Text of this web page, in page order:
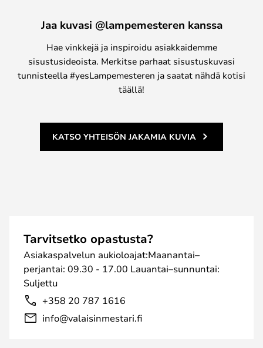
Jaa kuvasi @lampemesteren kanssa
Hae vinkkejä ja inspiroidu asiakkaidemme
sisustusideoista. Merkitse parhaat sisustuskuvasi
tunnisteella #yesLampemesteren ja saatat nähdä kotisi
täällä!
KATSO YHTEISÖN JAKAMIA KUVIA
Tarvitsetko opastusta?
Asiakaspalvelun aukioloajat:Maanantai–
perjantai: 09.30 - 17.00 Lauantai–sunnuntai:
Suljettu
+358 20 787 1616
info@valaisinmestari.fi